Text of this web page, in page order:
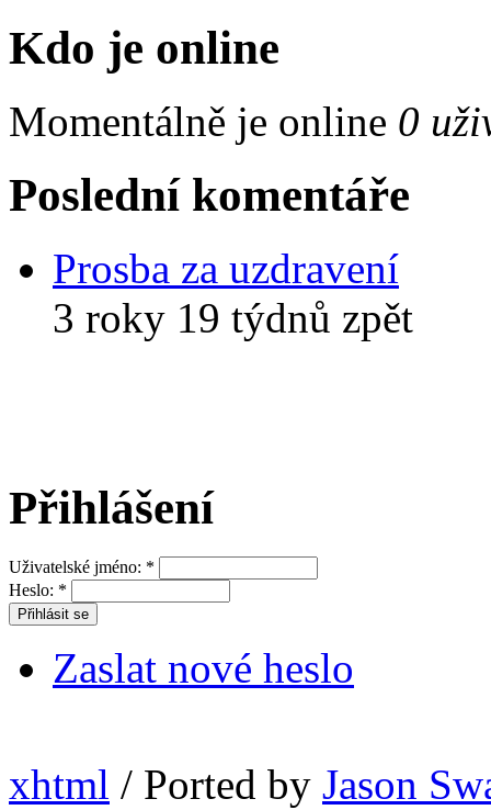
Kdo je online
Momentálně je online 0
Poslední komentáře
Prosba za uzdravení
3 roky 19 týdnů zpět
Přihlášení
Uživatelské jméno: *
Heslo: *
Zaslat nové heslo
xhtml / Ported by Jason